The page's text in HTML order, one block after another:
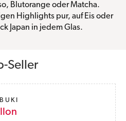
Blutorange oder Matcha.
Highlights pur, auf Eis oder
Japan in jedem Glas.
Seller